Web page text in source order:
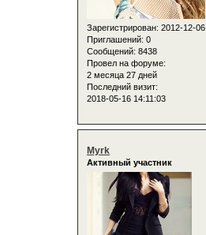
Зарегистрирован: 2012-12-06
Приглашений: 0
Сообщений: 8438
Провел на форуме:
2 месяца 27 дней
Последний визит:
2018-05-16 14:11:03
Myrk
Активный участник